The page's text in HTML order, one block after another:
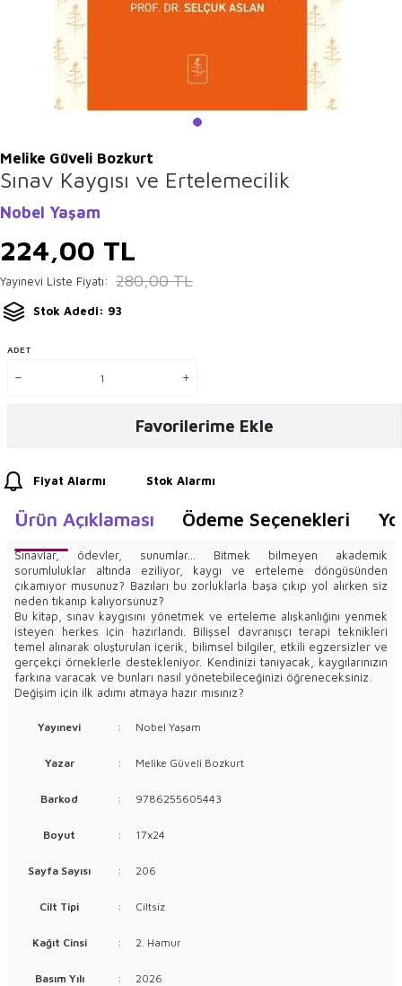
Melike Güveli Bozkurt
Sınav Kaygısı ve Ertelemecilik
Nobel Yaşam
224,00 TL
Yayınevi Liste Fiyatı: 280,00TL
Stok Adedi: 93
ADET
Favorilerime Ekle
Fiyat Alarmı Stok Alarmı
Ürün Açıklaması Ödeme Seçenekleri
Sınavlar, ödevler, sunumlar... Bitmek bilmeyen akademik
sorumluluklar altında eziliyor, kaygı ve erteleme döngüsünden
çıkamıyor musunuz? Bazıları bu zorluklarla başa çıkıp yol alırken siz
neden tıkanıp kalıyorsunuz?
Bu kitap, sınav kaygısını yönetmek ve erteleme alışkanlığını yenmek
isteyen herkes için hazırlandı. Bilişsel davranışçı terapi teknikleri
temel alınarak oluşturulan içerik, bilimsel bilgiler, etkili egzersizler ve
gerçekçi örneklerle destekleniyor. Kendinizi tanıyacak, kaygılarınızın
farkına varacak ve bunları nasıl yönetebileceğinizi öğreneceksiniz.
Değişim için ilk adımı atmaya hazır mısınız?
Yayınevi : Nobel Yaşam
Yazar : Melike Güveli Bozkurt
Barkod : 9786255605443
Boyut : 17x24
Sayfa Sayısı : 206
Cilt Tipi : Ciltsiz
Kağıt Cinsi : 2. Hamur
Basım Yılı : 2026